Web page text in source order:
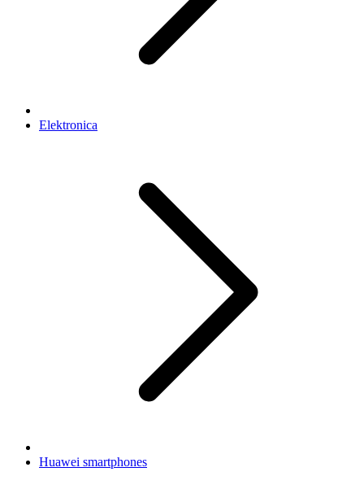
Elektronica
Huawei smartphones